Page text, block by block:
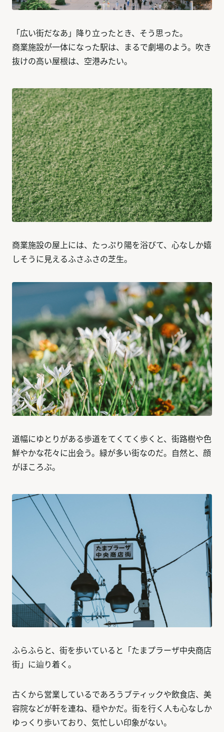
「広い街だなあ」降り立ったとき、そう思った。
商業施設が一体になった駅は、まるで劇場のよう。吹き
抜けの高い屋根は、空港みたい。
商業施設の屋上には、たっぷり陽を浴びて、心なしか嬉
しそうに見えるふさふさの芝生。
道幅にゆとりがある歩道をてくてく歩くと、街路樹や色
鮮やかな花々に出会う。緑が多い街なのだ。自然と、顔
がほころぶ。
ふらふらと、街を歩いていると「たまプラーザ中央商店
街」に辿り着く。
古くから営業しているであろうブティックや飲食店、美
容院などが軒を連ね、穏やかだ。街を行く人も心なしか
ゆっくり歩いており、気忙しい印象がない。